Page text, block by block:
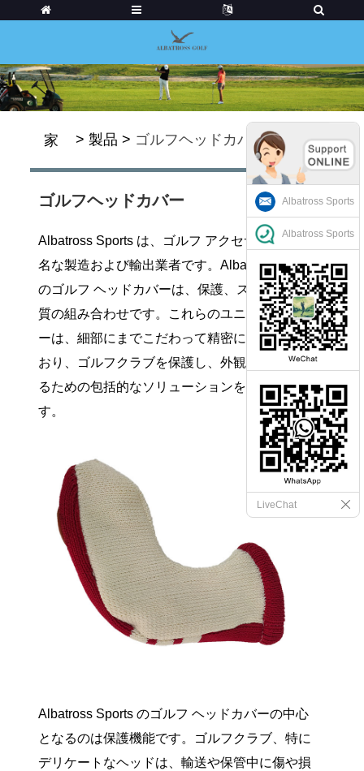
家 > 製品 > ゴルフヘッドカバー
ゴルフヘッドカバー
Albatross Sports は、ゴルフ アクセサリーの有
名な製造および輸出業者です。Albatross Sports
のゴルフ ヘッドカバーは、保護、スタイル、品
質の組み合わせです。これらのユニークなカバ
ーは、細部にまでこだわって精密に設計されて
おり、ゴルフクラブを保護し、外観を向上させ
るための包括的なソリューションを提供しま
す。
Albatross Sports のゴルフ ヘッドカバーの中心
となるのは保護機能です。ゴルフクラブ、特に
デリケートなヘッドは、輸送や保管中に傷や損
Albatross Sports
Albatross Sports
LiveChat